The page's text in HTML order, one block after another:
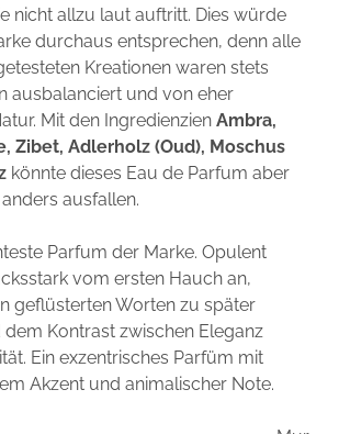
nicht allzu laut auftritt. Dies würde
durchaus entsprechen, denn alle
Kreationen waren stets
ausbalanciert und von eher
Mit den Ingredienzien Ambra,
Zibet, Adlerholz (Oud), Moschus
könnte dieses Eau de Parfum aber
ausfallen.
Parfum der Marke. Opulent
vom ersten Hauch an,
geflüsterten Worten zu später
Kontrast zwischen Eleganz
Ein exzentrisches Parfüm mit
Akzent und animalischer Note.